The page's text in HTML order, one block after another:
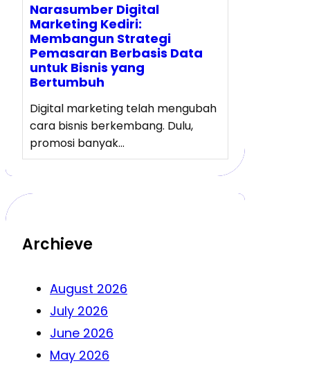
Narasumber Digital
Marketing Kediri:
Membangun Strategi
Pemasaran Berbasis Data
untuk Bisnis yang
Bertumbuh
Digital marketing telah mengubah
cara bisnis berkembang. Dulu,
promosi banyak…
Archieve
August 2026
July 2026
June 2026
May 2026